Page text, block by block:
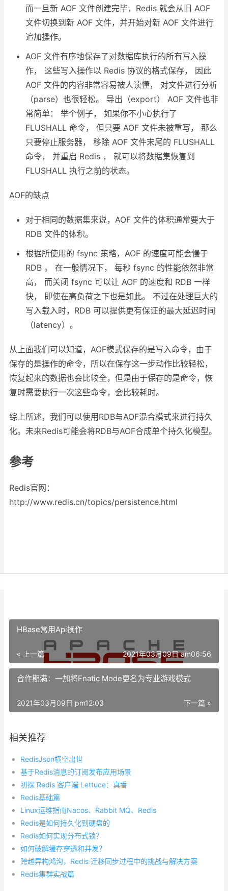
而一旦新 AOF 文件创建完毕，Redis 就会从旧 AOF
文件切换到新 AOF 文件，并开始对新 AOF 文件进行
追加操作。
AOF 文件有序地保存了对数据库执行的所有写入操
作， 这些写入操作以 Redis 协议的格式保存， 因此
AOF 文件的内容非常容易被人读懂， 对文件进行分析
（parse）也很轻松。 导出（export） AOF 文件也非
常简单： 举个例子， 如果你不小心执行了
FLUSHALL 命令， 但只要 AOF 文件未被重写， 那么
只要停止服务器， 移除 AOF 文件末尾的 FLUSHALL
命令， 并重启 Redis ， 就可以将数据集恢复到
FLUSHALL 执行之前的状态。
AOF的缺点
对于相同的数据集来说，AOF 文件的体积通常要大于
RDB 文件的体积。
根据所使用的 fsync 策略，AOF 的速度可能会慢于
RDB 。 在一般情况下， 每秒 fsync 的性能依然非常
高， 而关闭 fsync 可以让 AOF 的速度和 RDB 一样
快， 即使在高负荷之下也是如此。 不过在处理巨大的
写入载入时，RDB 可以提供更有保证的最大延迟时间
（latency）。
从上面我们可以知道，AOF模式保存的是写入命令，由于
保存的是操作的命令，所以在保存这一步动作比较轻松，
恢复起来的数据也会比较全，但是由于保存的是命令，恢
复时需要执行一次这些命令，会比较耗时。
综上所述，我们可以使用RDB与AOF混合模式来进行持久
化。未来Redis可能会将RDB与AOF合成单个持久化模型。
参考
Redis官网：
http://www.redis.cn/topics/persistence.html
HBase常用Api操作
« 上一篇 2021年03月09日 am06:56
合作期满：一加将Fnatic Mode更名为专业游戏模式
下一篇 »
2021年03月09日 pm12:03
相关推荐
RedisJson横空出世
基于Redis消息的订阅发布应用场景
初探 Redis 客户端 Lettuce：真香
Redis基础篇
Linux运维指南Nacos、Rabbit MQ、Redis
Redis是如何持久化到硬盘的
Redis如何实现分布式锁？
如何破解缓存穿透和并发？
跨越异构鸿沟，Redis 迁移同步过程中的挑战与解决方案
Redis集群实战篇